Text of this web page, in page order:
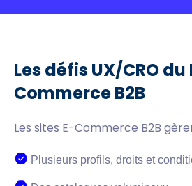
Les défis UX/CRO du
Commerce B2B
Les sites E-Commerce B2B
Plusieurs profils, droits et